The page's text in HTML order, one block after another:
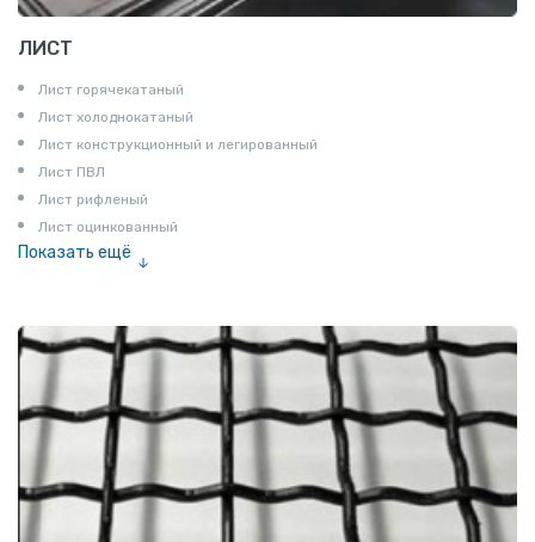
ЛИСТ
Лист горячекатаный
Лист холоднокатаный
Лист конструкционный и легированный
Лист ПВЛ
Лист рифленый
Лист оцинкованный
Показать ещё